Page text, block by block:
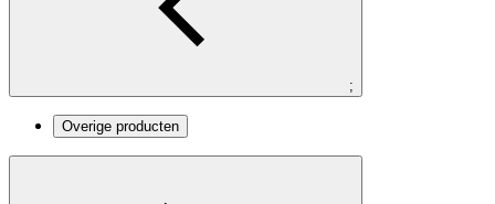
;
Overige producten